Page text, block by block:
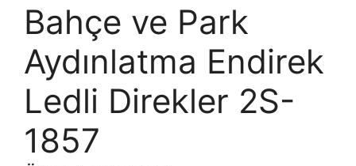
Bahçe ve Park
Aydınlatma Endirek
Ledli Direkler 2S-
1857